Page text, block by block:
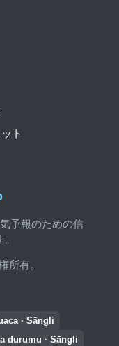
予報のための信
所有。
ト
· Sāngli
durumu · Sāngli